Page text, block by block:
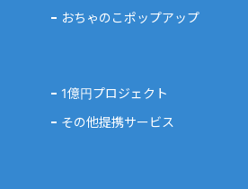
おちゃのこポップアップ
1億円プロジェクト
その他提携サービス